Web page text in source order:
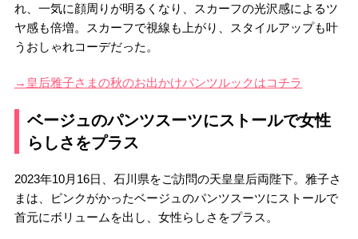
れ、一気に顔周りが明るくなり、スカーフの光沢感によるツ
ヤ感も倍増。スカーフで視線も上がり、スタイルアップも叶
うおしゃれコーデだった。
→皇后雅子さまの秋のお出かけパンツルックはコチラ
ベージュのパンツスーツにストールで女性
らしさをプラス
2023年10月16日、石川県をご訪問の天皇皇后両陛下。雅子さ
まは、ピンクがかったベージュのパンツスーツにストールで
首元にボリュームを出し、女性らしさをプラス。